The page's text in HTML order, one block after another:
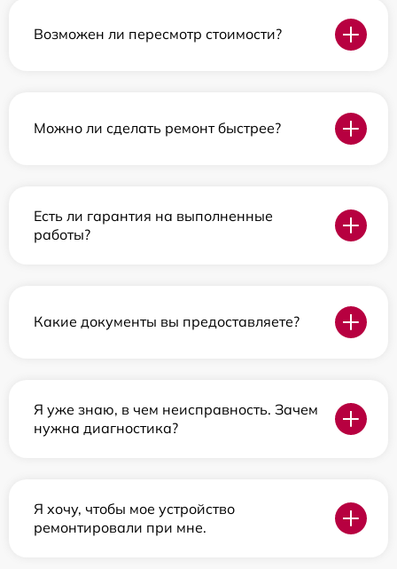
Возможен ли пересмотр стоимости?
Можно ли сделать ремонт быстрее?
Есть ли гарантия на выполненные
работы?
Какие документы вы предоставляете?
Я уже знаю, в чем неисправность. Зачем
нужна диагностика?
Я хочу, чтобы мое устройство
ремонтировали при мне.